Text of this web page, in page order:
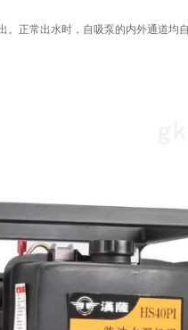
正常出水时，自吸泵的内外通道均